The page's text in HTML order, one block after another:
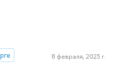
8 февраля, 2023 г.